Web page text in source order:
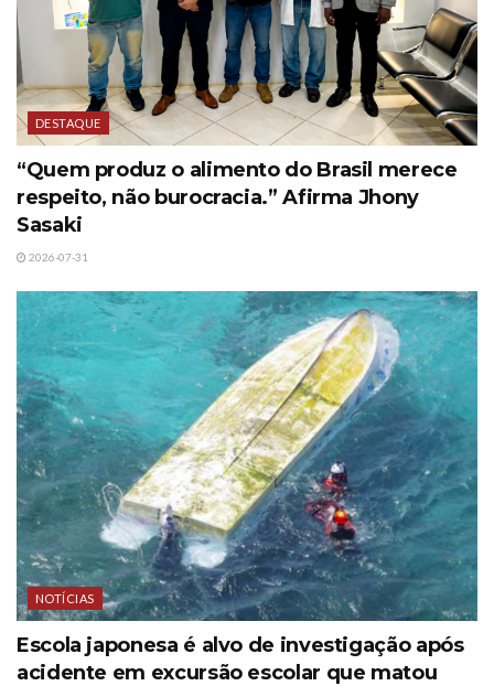
DESTAQUE
“Quem produz o alimento do Brasil merece
respeito, não burocracia.” Afirma Jhony
Sasaki
2026-07-31
NOTÍCIAS
Escola japonesa é alvo de investigação após
acidente em excursão escolar que matou